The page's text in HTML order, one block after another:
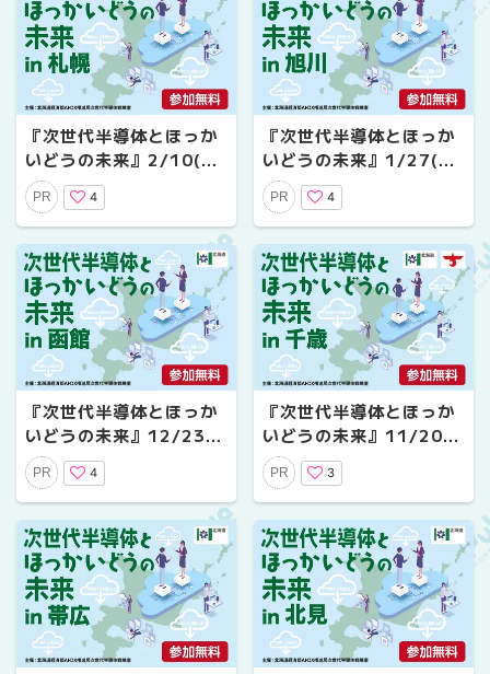
『次世代半導体とほっか
いどうの未来』2/10(火)
に札幌で開催！現地／オ
ンライン聴講参加者募集
中
PR 4
『次世代半導体とほっか
いどうの未来』1/27(火)
に旭川で開催！現地／オ
ンライン聴講参加者募集
中
PR 4
『次世代半導体とほっか
いどうの未来』12/23
(火)に函館で開催！現地
／オンライン聴講参加者
募集中
PR 4
『次世代半導体とほっか
いどうの未来』11/20
(木)に千歳で開催！現地
／オンライン聴講参加者
募集中
PR 3